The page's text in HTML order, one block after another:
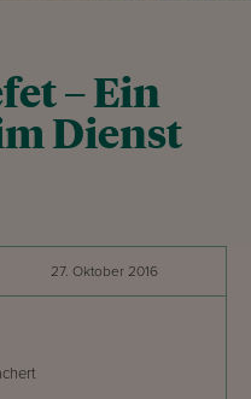
– Ein
Dienst
27. Oktober 2016